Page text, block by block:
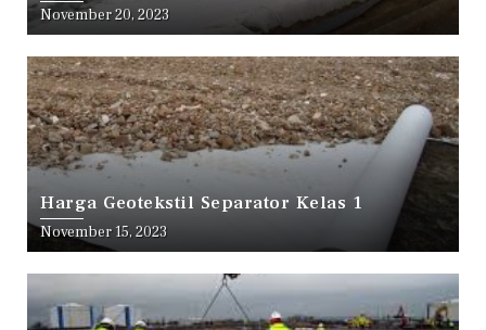
November 20, 2023
Harga Geotekstil Separator Kelas 1
November 15, 2023